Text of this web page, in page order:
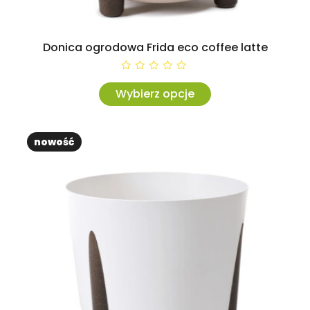
Jakie rośliny do dużych donic ogrodowych?
uprawy różnorodnych roślin. Dzięki swojej
pojemności umożliwiają sadzenie krzewów i
drzew. Spośród gatunków iglastych świetnym
wyborem będą m.in. jodła koreańska o soczyście
pokroju i gęstej bryle. Jeżeli chodzi o gatunki
brzozę brodawkowatą „Youngii” z pięknie
przebarwiającymi się jesienią liśćmi czy klon
palmowy o interesującym kroju. W wysokich
donicach można sadzić także drzewa owocowe,
na przykład miniaturowe jabłonie i wiśnie.
Duże donice są jednak dobrym siedliskiem nie
tylko dla krzewów i drzew, ale również dla
Donica ogrodowa Frida eco coffee latte
Wybierz opcje
nowość